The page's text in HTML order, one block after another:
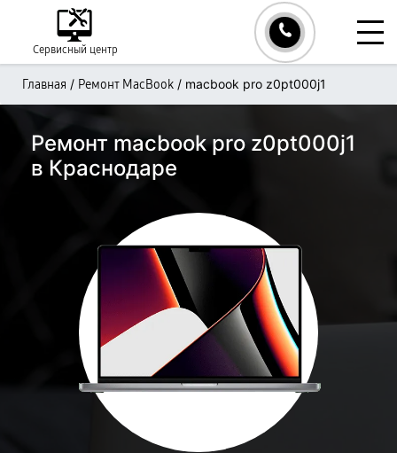
Сервисный центр
Главная / Ремонт MacBook / macbook pro z0pt000j1
Ремонт macbook pro z0pt000j1
в Краснодаре